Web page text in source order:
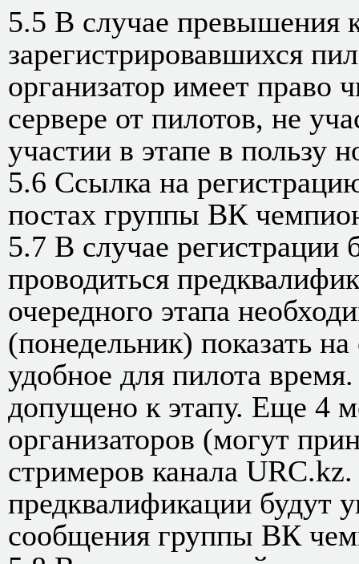
5.5 В случае превышения
зарегистрировавшихся
организатор имеет право
сервере от пилотов, не
участии в этапе в пользу
5.6 Ссылка на
постах группы ВК
5.7 В случае регистрации
проводиться
очередного этапа
(понедельник) показать
удобное для пилота
допущено к этапу. Еще 4
организаторов (могут
стримеров канала
предквалификации будут
сообщения группы ВК